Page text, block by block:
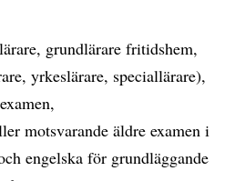
grundlärare fritidshem,
yrkeslärare, speciallärare),
motsvarande äldre examen i
engelska för grundläggande